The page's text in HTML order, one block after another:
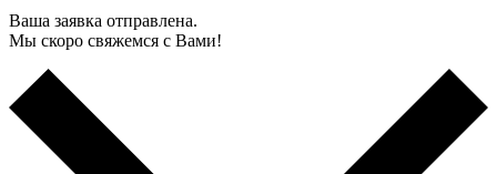
Ваша заявка отправлена.
Мы скоро свяжемся с Вами!